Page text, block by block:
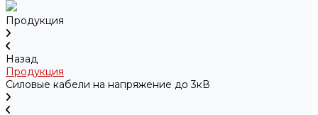
Продукция
Назад
Продукция
Силовые кабели на напряжение до 3кВ